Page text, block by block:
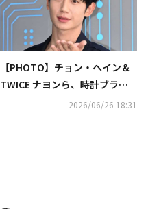
【PHOTO】チョン・ヘイン＆
TWICE ナヨンら、時計ブラン
ド「CASIO」のイベントに出席
2026/06/26 18:31